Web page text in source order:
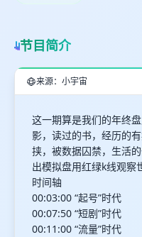
节目简介
来源：小宇宙
这一期算是我们的年终
影，读过的书，经历的
挟，被数据囚禁，生活
出模拟盘用红绿k线观察
时间轴
00:03:00 “起号”时代
00:07:50 “短剧”时代
00:11:00 “流量”时代